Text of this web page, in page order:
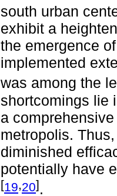
south urban
exhibit a
the emergence
implemented
was among the
shortcomings lie
a
metropolis.
diminished
potentially have
[19,20].